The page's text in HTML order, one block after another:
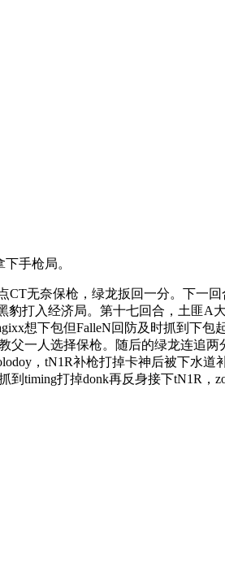
手枪局。
无奈保枪，绿龙扳回一分。下一
豹打入经济局。第十七回合，土匪A
想下包但FalleN回防及时抓到下包
父一人选择保枪。随后的绿龙连追两
，tN1R补枪打掉卡神后被下水道
timing打掉donk再反身接下tN1R，